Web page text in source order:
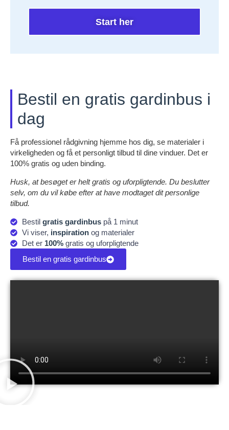
Start her
Bestil en gratis gardinbus i
dag
Få professionel rådgivning hjemme hos dig, se materialer i
virkeligheden og få et personligt tilbud til dine vinduer. Det er
100% gratis og uden binding.
Husk, at besøget er helt gratis og uforpligtende. Du beslutter
selv, om du vil købe efter at have modtaget dit personlige
tilbud.
Bestil gratis gardinbuspå 1 minut
Vi viser, inspirationog materialer
Det er 100%gratis og uforpligtende
Bestil en gratis gardinbus